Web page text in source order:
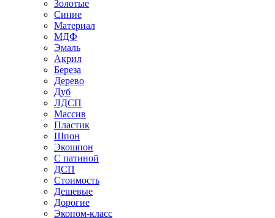
Золотые
Синие
Материал
МДФ
Эмаль
Акрил
Береза
Дерево
Дуб
ЛДСП
Массив
Пластик
Шпон
Экошпон
С патиной
ДСП
Стоимость
Дешевые
Дорогие
Эконом-класс